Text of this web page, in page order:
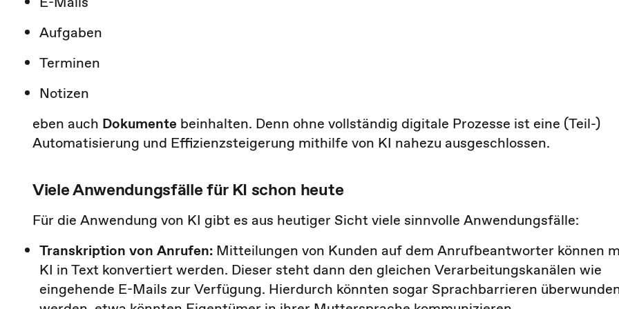
Aufgaben
Terminen
Notizen
eben auch Dokumente beinhalten. Denn ohne vollständig digitale Prozesse ist eine (Teil-)
Automatisierung und Effizienzsteigerung mithilfe von KI nahezu ausgeschlossen.
Viele Anwendungsfälle für KI schon heute
Für die Anwendung von KI gibt es aus heutiger Sicht viele sinnvolle Anwendungsfälle:
Transkription von Anrufen: Mitteilungen von Kunden auf dem Anrufbeantworter können
KI in Text konvertiert werden. Dieser steht dann den gleichen Verarbeitungskanälen wie
eingehende E-Mails zur Verfügung. Hierdurch könnten sogar Sprachbarrieren